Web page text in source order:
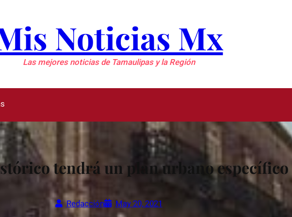
Noticias Mx
Las mejores noticias de Tamaulipas y la Región
tendrá un plan urbano específico
Redacción May 20, 2021